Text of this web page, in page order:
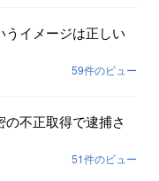
うイメージは正しい
59件のビュー
の不正取得で逮捕さ
51件のビュー